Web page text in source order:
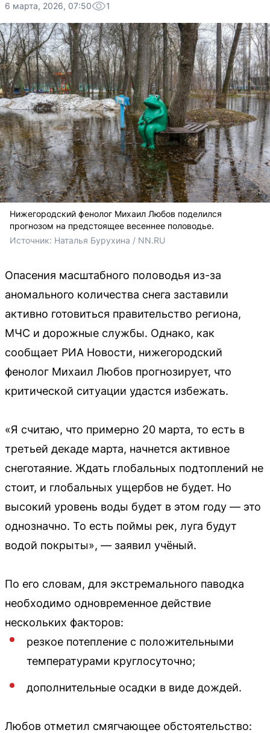
6 марта, 2026, 07:50 1
Нижегородский фенолог Михаил Любов поделился
прогнозом на предстоящее весеннее половодье.
Источник: Наталья Бурухина / NN.RU
Опасения масштабного половодья из-за
аномального количества снега заставили
активно готовиться правительство региона,
МЧС и дорожные службы. Однако, как
сообщает РИА Новости, нижегородский
фенолог Михаил Любов прогнозирует, что
критической ситуации удастся избежать.
«Я считаю, что примерно 20 марта, то есть в
третьей декаде марта, начнется активное
снеготаяние. Ждать глобальных подтоплений не
стоит, и глобальных ущербов не будет. Но
высокий уровень воды будет в этом году — это
однозначно. То есть поймы рек, луга будут
водой покрыты», — заявил учёный.
По его словам, для экстремального паводка
необходимо одновременное действие
нескольких факторов:
резкое потепление с положительными
температурами круглосуточно;
дополнительные осадки в виде дождей.
Любов отметил смягчающее обстоятельство: